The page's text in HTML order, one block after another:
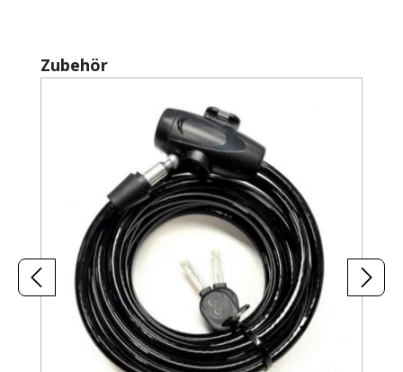
Produktgalerie überspringen
Zubehör